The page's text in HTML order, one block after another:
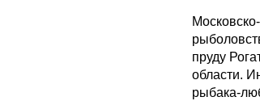
пруду
области.
рыбака-